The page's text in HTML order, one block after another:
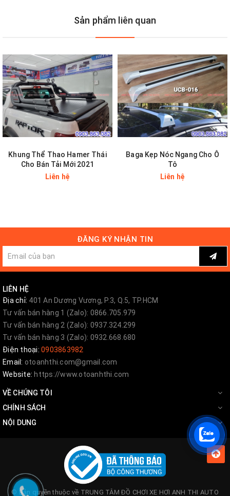
Sản phẩm liên quan
Khung Thể Thao Hamer Thái
Cho Bán Tải Mới 2021
Liên hệ
Baga Kẹp Nóc Ngang Cho Ô
Tô
Liên hệ
ĐĂNG KÝ NHẬN TIN
LIÊN HỆ
Địa chỉ: 401 An Dương Vương, P.3, Q.5, TP.HCM
Tư vấn bán hàng 1 (Zalo): 0866.705.979
Tư vấn bán hàng 2 (Zalo): 0937.324.299
Tư vấn bán hàng 3 (Zalo): 0932.668.680
Điện thoại: 0903863982
Email: otoanhthi.com@gmail.com
Website: https://www.otoanhthi.com
VỀ CHÚNG TÔI
CHÍNH SÁCH
NỘI DUNG
© Bản quyền thuộc về TRUNG TÂM ĐỒ CHƠI XE HƠI ANH THI AUTO